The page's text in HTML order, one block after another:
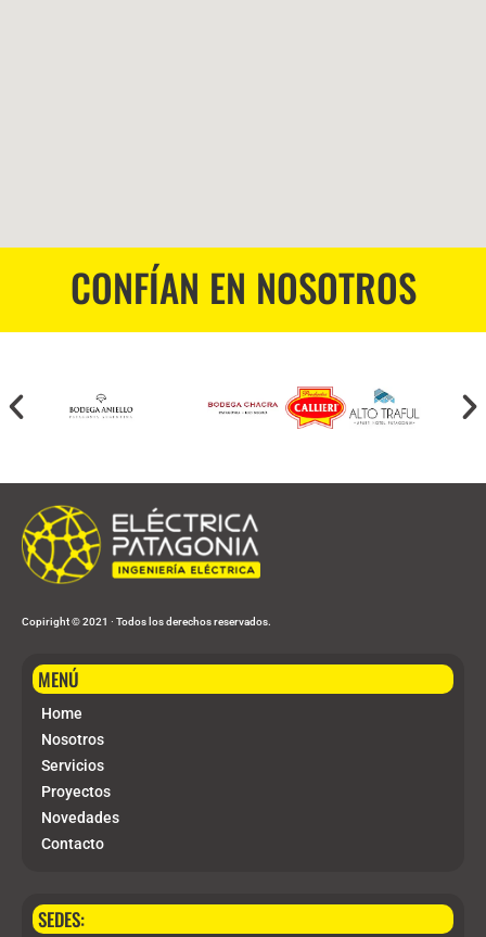
CONFÍAN EN NOSOTROS
Copiright © 2021 ∙ Todos los derechos reservados.
MENÚ
Home
Nosotros
Servicios
Proyectos
Novedades
Contacto
SEDES: